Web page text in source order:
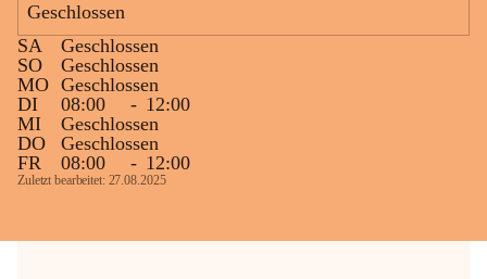
Die OMV Austria ist bemüht, für die
Bevölkerung ungewohnte, jedoch
technisch notwendige Betriebszustände so
kurz wie möglich zu halten.
Wir bitten daher die umliegende
Bevölkerung um Verständnis.
Geschlossen
SA
Geschlossen
SO
Geschlossen
MO Geschlossen
DI
08:00 - 12:00
MI
Geschlossen
DO
Geschlossen
FR
08:00 - 12:00
Zuletzt bearbeitet: 27.08.2025